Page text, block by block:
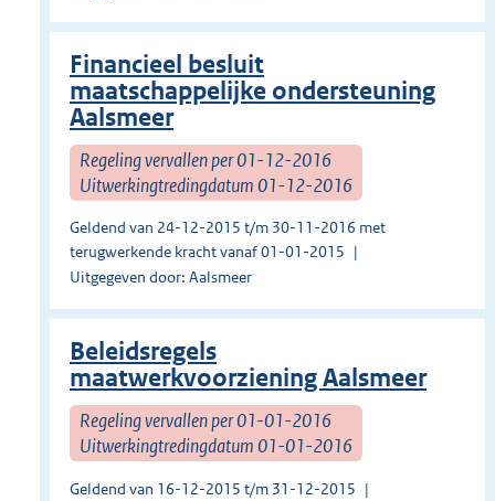
Financieel besluit
maatschappelijke ondersteuning
Aalsmeer
Regeling vervallen per 01-12-2016
Uitwerkingtredingdatum 01-12-2016
Geldend van 24-12-2015 t/m 30-11-2016 met
terugwerkende kracht vanaf 01-01-2015
Uitgegeven door: Aalsmeer
Beleidsregels
maatwerkvoorziening Aalsmeer
Regeling vervallen per 01-01-2016
Uitwerkingtredingdatum 01-01-2016
Geldend van 16-12-2015 t/m 31-12-2015